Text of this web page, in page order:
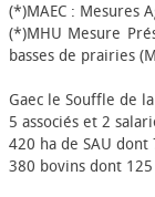
(*)MAEC : Mesures
(*)MHU Mesure
basses de prairies
Gaec le Souffle de
5 associés et 2
420 ha de SAU
380 bovins dont